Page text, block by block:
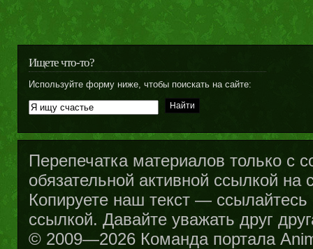
Ищете что-то?
Используйте форму ниже, чтобы поискать на сайте:
Перепечатка материалов только с
обязательной активной ссылкой на
Копируете наш текст —
ссылкой. Давайте уважать друг
© 2009—2026 Команда портала